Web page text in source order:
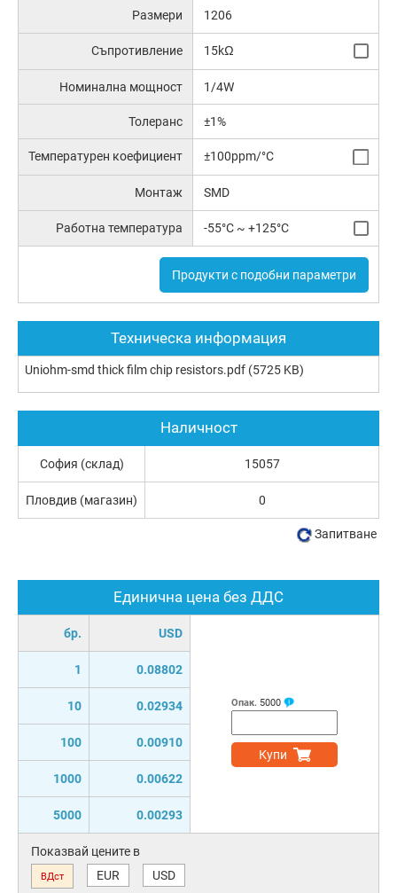
Размери 1206
Съпротивление 15kΩ
Номинална мощност 1/4W
Толеранс ±1%
Температурен коефициент ±100ppm/°C
Монтаж SMD
Работна температура -55°C ~ +125°C
Продукти с подобни параметри
Техническа информация
Uniohm-smd thick film chip resistors.pdf (5725 KB)
Единична цена без ДДС
бр. USD
1 0.08802
10 0.02934
100 0.00910
1000 0.00622
5000 0.00293
Опак. 5000
Купи
Показвай цените в
ВДст EUR USD
Наличност
София (склад) 15057
Пловдив (магазин) 0
Запитване